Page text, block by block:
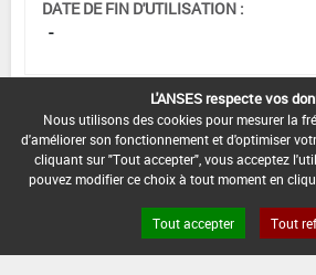
DATE DE FIN D'UTILISATION :
-
L'ANSES respecte vos
Nous utilisons des cookies pour mesurer la
d'améliorer son fonctionnement et d'optimiser
cliquant sur "Tout accepter", vous acceptez
pouvez modifier ce choix à tout moment en
Tout accepter Tout